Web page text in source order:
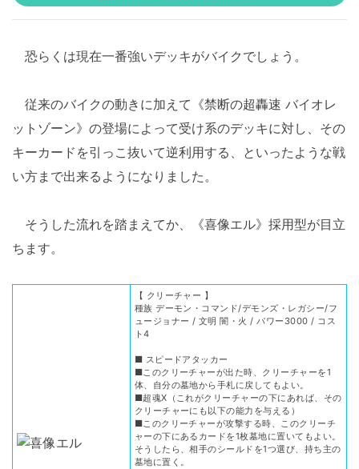
恐らくは現在一番強いデッキがバイクでしょう。
従来のバイクの動きに加えて《禁断の超轟速 バイオレ
ットゾーン》の登場によって受け系のデッキに対し、その
キーカードを引っこ抜いて逆利用する、といったような戦
い方まで出来るようになりました。
そうした流れを踏まえてか、《喜像エル》採用型が目立
ちます。
【 クリーチャー 】
種族 デーモン・コマンド/デモンズ・レガシー/フ
ュージョナー / 文明 闇・火 / パワー3000 / コス
ト4
■ スピードアタッカー
■このクリーチャーが出た時、クリーチャーを1
体、自分の墓地から手札に戻してもよい。
■超魂X（これがクリーチャーの下にあれば、その
クリーチャーにも以下の能力を与える）
■このクリーチャーが攻撃する時、このクリーチ
ャーの下にあるカードを1枚墓地に置いてもよい。
そうしたら、相手のシールドを1つ選び、持ち主の
墓地に置く。